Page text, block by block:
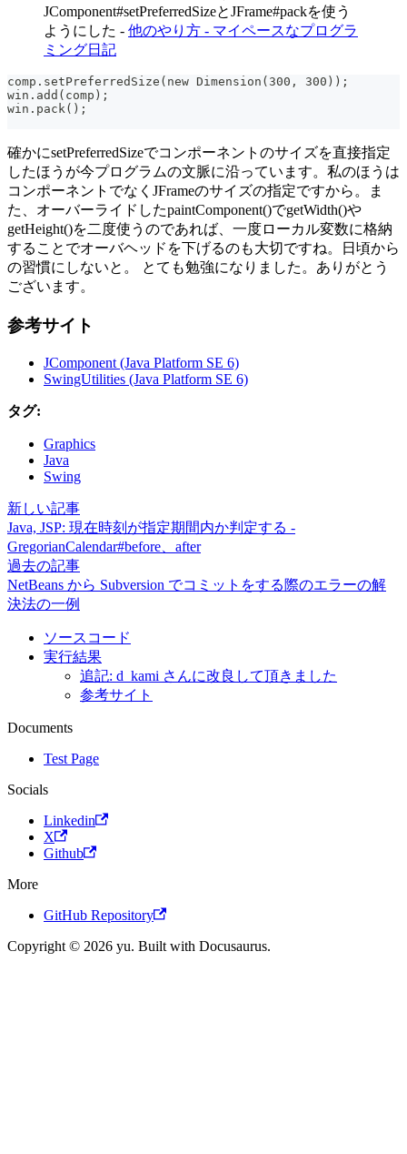
JComponent#setPreferredSizeとJFrame#packを使う
ようにした - 他のやり方 - マイペースなプログラ
ミング日記
comp.setPreferredSize(new Dimension(300, 300));
win.add(comp);
win.pack();
確かにsetPreferredSizeでコンポーネントのサイズを直接指定
したほうが今プログラムの文脈に沿っています。私のほうは
コンポーネントでなくJFrameのサイズの指定ですから。ま
た、オーバーライドしたpaintComponent()でgetWidth()や
getHeight()を二度使うのであれば、一度ローカル変数に格納
することでオーバヘッドを下げるのも大切ですね。日頃から
の習慣にしないと。 とても勉強になりました。ありがとう
ございます。
参考サイト
JComponent (Java Platform SE 6)
SwingUtilities (Java Platform SE 6)
タグ:
Graphics
Java
Swing
新しい記事
Java, JSP: 現在時刻が指定期間内か判定する -
GregorianCalendar#before、after
過去の記事
NetBeans から Subversion でコミットをする際のエラーの解
決法の一例
ソースコード
実行結果
追記: d_kami さんに改良して頂きました
参考サイト
Documents
Test Page
Socials
Linkedin
X
Github
More
GitHub Repository
Copyright © 2026 yu. Built with Docusaurus.